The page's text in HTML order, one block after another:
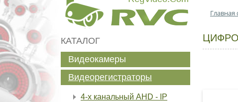
Главная
КАТАЛОГ
Видеокамеры
Видеорегистраторы
4-х канальный AHD - IP